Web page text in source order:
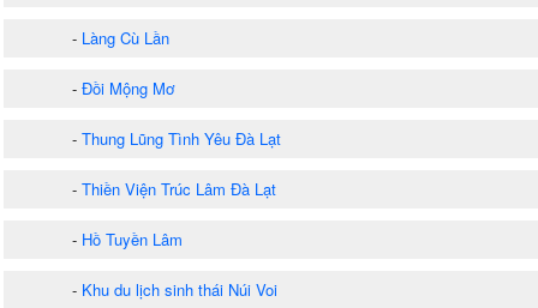
- Làng Cù Lần
- Đồi Mộng Mơ
- Thung Lũng Tình Yêu Đà Lạt
- Thiền Viện Trúc Lâm Đà Lạt
- Hồ Tuyền Lâm
- Khu du lịch sinh thái Núi Voi